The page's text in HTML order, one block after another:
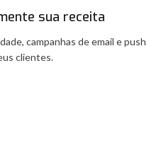
sua receita
campanhas de email e push
clientes.